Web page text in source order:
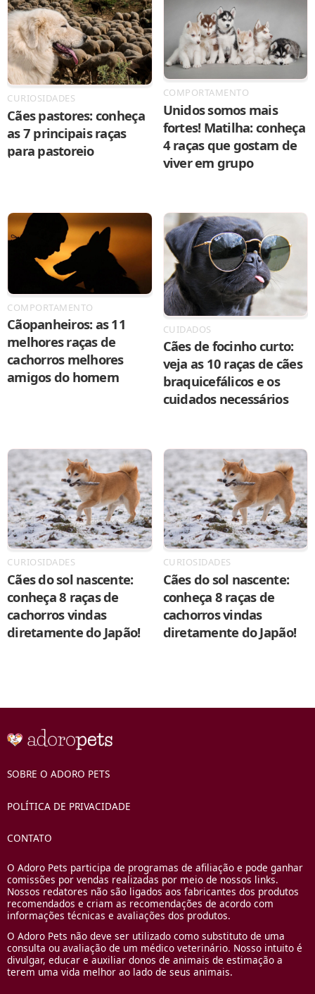
CURIOSIDADES
Cães pastores: conheça
as 7 principais raças
para pastoreio
COMPORTAMENTO
Unidos somos mais
fortes! Matilha: conheça
4 raças que gostam de
viver em grupo
COMPORTAMENTO
Cãopanheiros: as 11
melhores raças de
cachorros melhores
amigos do homem
CUIDADOS
Cães de focinho curto:
veja as 10 raças de cães
braquicefálicos e os
cuidados necessários
CURIOSIDADES
Cães do sol nascente:
conheça 8 raças de
cachorros vindas
diretamente do Japão!
CURIOSIDADES
Cães do sol nascente:
conheça 8 raças de
cachorros vindas
diretamente do Japão!
SOBRE O ADORO PETS
POLÍTICA DE PRIVACIDADE
CONTATO
O Adoro Pets participa de programas de afiliação e pode ganhar
comissões por vendas realizadas por meio de nossos links.
Nossos redatores não são ligados aos fabricantes dos produtos
recomendados e criam as recomendações de acordo com
informações técnicas e avaliações dos produtos.
O Adoro Pets não deve ser utilizado como substituto de uma
consulta ou avaliação de um médico veterinário. Nosso intuito é
divulgar, educar e auxiliar donos de animais de estimação a
terem uma vida melhor ao lado de seus animais.